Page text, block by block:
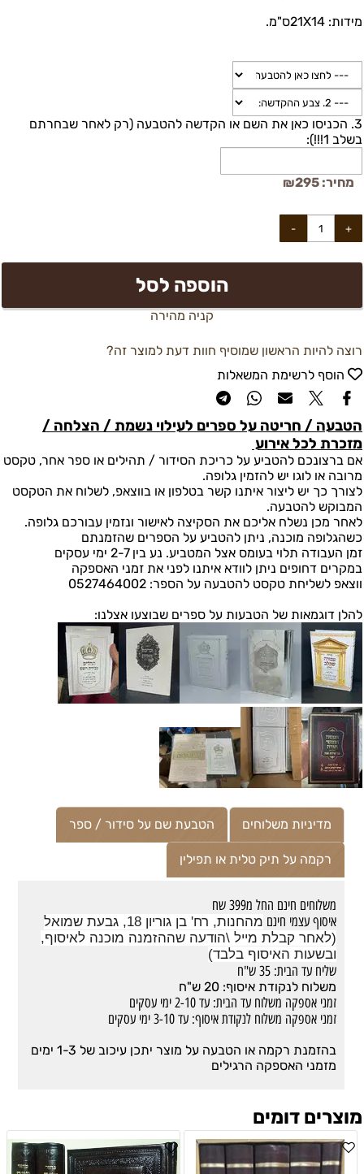
מידות: 21X14ס"מ.
3. הכניסו כאן את השם או הקדשה להטבעה (רק לאחר שבחרתם
בשלב 1!!!):
מחיר: ₪295
הוספה לסל
קניה מהירה
רוצה להיות הראשון שמוסיף חוות דעת למוצר זה?
הוסף לרשימת המשאלות
הטבעה / חריטה על ספרים לעילוי נשמת / הצלחה /
מזכרת לכל אירוע
אם ברצונכם להטביע על כריכת הסידור / תהילים או ספר אחר, טקסט
מרובה או לוגו יש להזמין גלופה.
לצורך כך יש ליצור איתנו קשר בטלפון או בווצאפ, לשלוח את הטקסט
המבוקש להטבעה.
לאחר מכן נשלח אליכם את הסקיצה לאישור ונזמין עבורכם גלופה.
כשהגלופה מוכנה, ניתן להטביע על הספרים שהזמנתם
זמן העבודה תלוי בעומס אצל המטביע. נע בין 2-7 ימי עסקים
במקרים דחופים ניתן לוודא איתנו לפני את זמני האספקה
ווצאפ לשליחת טקסט להטבעה על הספר: 0527464002
להלן דוגמאות של הטבעות על ספרים שבוצעו אצלנו:
מדיניות משלוחים הטבעת שם על סידור / ספר
רקמה על תיק טלית או תפילין
משלוחים חינם החל מ399 שח
איסוף עצמי חינם
מהחנות, רח' בן גוריון 18, גבעת שמואל
(לאחר קבלת מייל \הודעה שההזמנה מוכנה לאיסוף,
ובשעות האיסוף בלבד)
שליח עד הבית: 35 ש"ח
משלוח לנקודת איסוף: 20 ש"ח
זמני אספקה משלוח עד הבית: עד 2-10 ימי עסקים
זמני אספקה משלוח לנקודת איסוף: עד 3-10 ימי עסקים
בהזמנת רקמה או הטבעה על מוצר יתכן עיכוב של 1-3 ימים
מזמני האספקה הרגילים
מוצרים דומים